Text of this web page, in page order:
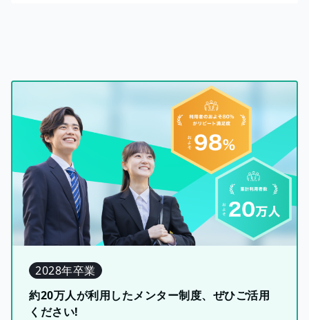
2028年卒業
約20万人が利用したメンター制度、ぜひご活用
ください!